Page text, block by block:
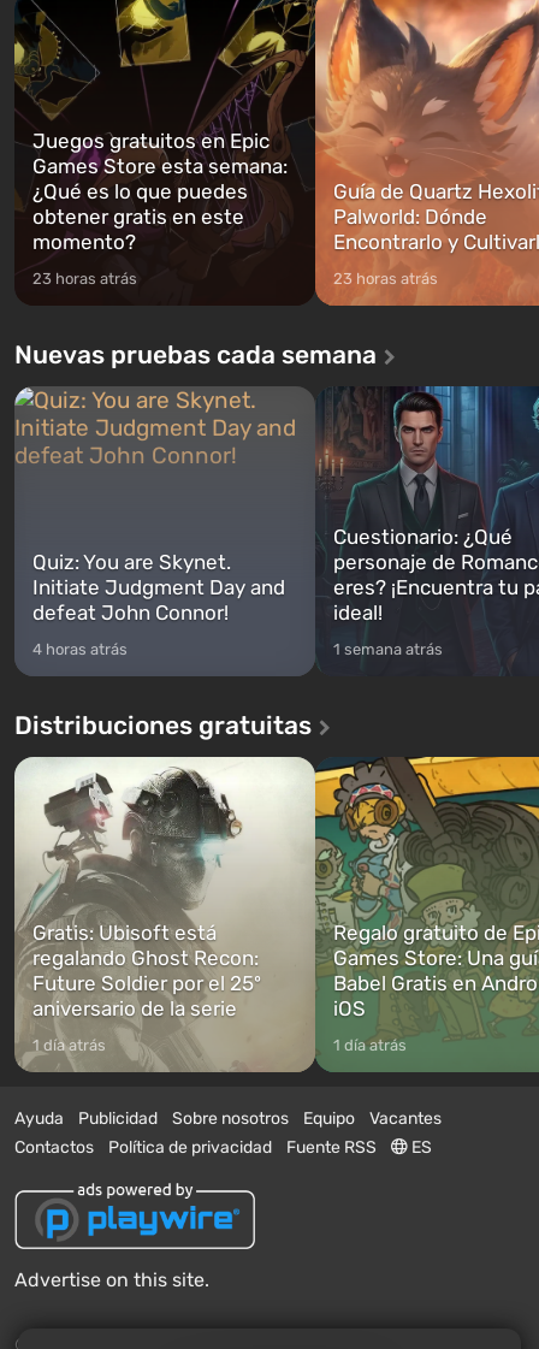
podrás cambi...
caigan las bombas n...
Juegos gratuitos en Epic
Games Store esta semana:
¿Qué es lo que puedes
obtener gratis en este
momento?
23 horas atrás
Guía de Quartz
Palworld: Dónde
Encontrarlo y
23 horas atrás
Nuevas pruebas cada semana
Quiz: You are Skynet.
Initiate Judgment Day and
defeat John Connor!
4 horas atrás
Cuestionario: ¿Qué
personaje de
eres? ¡Encuentra tu
ideal!
1 semana atrás
Distribuciones gratuitas
Gratis: Ubisoft está
regalando Ghost Recon:
Future Soldier por el 25º
aniversario de la serie
1 día atrás
Regalo gratuito de
Games Store: Una
Babel Gratis en
iOS
1 día atrás
Ayuda Publicidad Sobre nosotros Equipo
Vacantes
Contactos
Política de privacidad Fuente RSS ES
Advertise on this site.